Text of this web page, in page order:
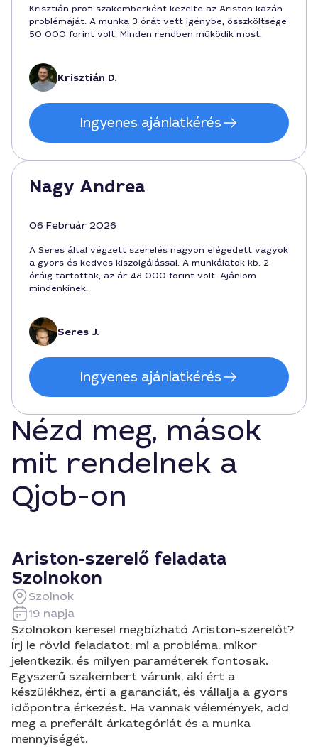
Krisztián profi szakemberként kezelte az Ariston kazán
problémáját. A munka 3 órát vett igénybe, összköltsége
50 000 forint volt. Minden rendben működik most.
Krisztián D.
Ingyenes ajánlatkérés
Nagy Andrea
06 Február 2026
A Seres által végzett szerelés nagyon elégedett vagyok
a gyors és kedves kiszolgálással. A munkálatok kb. 2
óráig tartottak, az ár 48 000 forint volt. Ajánlom
mindenkinek.
Seres J.
Ingyenes ajánlatkérés
Nézd meg, mások
mit rendelnek a
Qjob-on
Ariston-szerelő feladata
Szolnokon
Szolnok
19 napja
Szolnokon keresel megbízható Ariston-szerelőt?
Írj le rövid feladatot: mi a probléma, mikor
jelentkezik, és milyen paraméterek fontosak.
Egyszerű szakembert várunk, aki ért a
készülékhez, érti a garanciát, és vállalja a gyors
időpontra érkezést. Ha vannak vélemények, add
meg a preferált árkategóriát és a munka
mennyiségét.